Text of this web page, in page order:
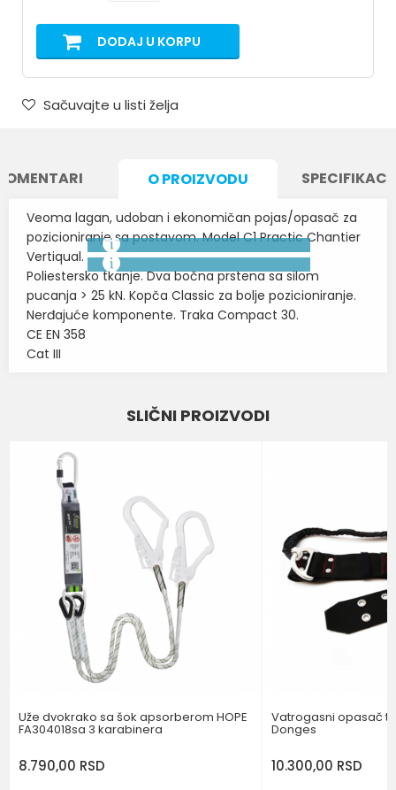
DODAJ U KORPU
Sačuvajte u listi želja
O PROIZVODU
Veoma lagan, udoban i ekonomičan pojas/opasač za
pozicioniranje sa postavom. Model C1 Practic Chantier
Vertiqual.
Poliestersko tkanje. Dva bočna prstena sa silom
pucanja > 25 kN. Kopča Classic za bolje pozicioniranje.
Nerđajuće komponente. Traka Compact 30.
CE EN 358
Cat III
POJASEVI, OPASAČI I SETOVI
Brend
Poruka
POŠALJI
SLIČNI PROIZVODI
Uže dvokrako sa šok apsorberom HOPE
FA304018sa 3 karabinera
8.790,00 RSD
Vatrogasni opasač
Donges
10.300,00 RSD